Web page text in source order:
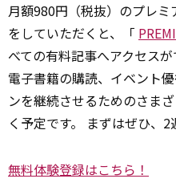
月額980円（税抜）のプレ
をしていただくと、「
べての有料記事へアクセス
電子書籍の購読、イベント
ンを継続させるためのさま
く予定です。 まずはぜひ、2
無料体験登録はこちら！